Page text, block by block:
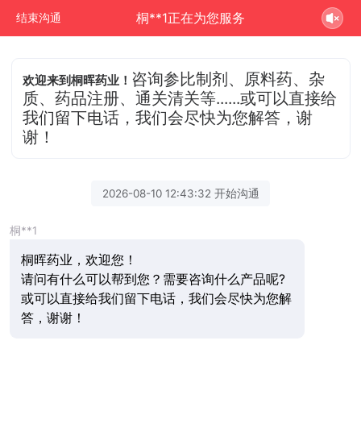
结束沟通 桐**1正在为您服务
欢迎来到桐晖药业！ 咨询参比制剂、原料药、杂
质、药品注册、通关清关等......或可以直接给
我们留下电话，我们会尽快为您解答，谢
谢！
2026-08-10 12:43:32 开始沟通
桐**1
桐晖药业，欢迎您！
请问有什么可以帮到您？需要咨询什么产品呢?
或可以直接给我们留下电话，我们会尽快为您解
答，谢谢！